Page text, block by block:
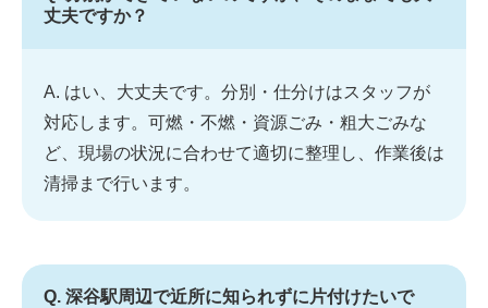
丈夫ですか？
A. はい、大丈夫です。分別・仕分けはスタッフが
対応します。可燃・不燃・資源ごみ・粗大ごみな
ど、現場の状況に合わせて適切に整理し、作業後は
清掃まで行います。
Q. 深谷駅周辺で近所に知られずに片付けたいで